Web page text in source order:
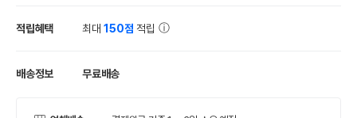
적립혜택 최대150점 적립
배송정보 무료배송